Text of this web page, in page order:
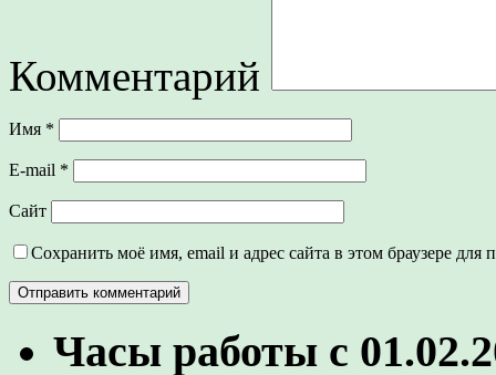
Комментарий
Имя *
E-mail *
Сайт
Сохранить моё имя, email и адрес сайта в этом браузере
Часы работы с